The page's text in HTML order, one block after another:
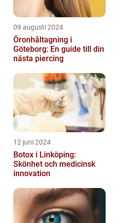
09 augusti 2024
Öronhåltagning i
Göteborg: En guide till din
nästa piercing
12 juni 2024
Botox i Linköping:
Skönhet och medicinsk
innovation